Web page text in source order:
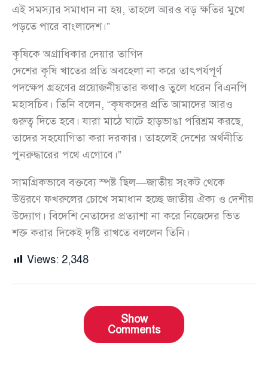
এই সমস্যার সমাধান না হয়, তাহলে আরও বড় ক্ষতির মুখে
পড়তে পারে বাংলাদেশ।”
কৃষিকে অগ্রাধিকার দেয়ার তাগিদ
দেশের কৃষি খাতের প্রতি অবহেলা না করে তাৎপর্যপূর্ণ
পদক্ষেপ গ্রহণের প্রয়োজনীয়তার কথাও তুলে ধরেন বিএনপি
মহাসচিব। তিনি বলেন, “কৃষকদের প্রতি আমাদের আরও
গুরুত্ব দিতে হবে। যারা মাঠে ঘাটে হাড়ভাঙা পরিশ্রম করছে,
তাদের সহযোগিতা করা দরকার। তাহলেই দেশের অর্থনীতি
পুনরুদ্ধারের পথে এগোবে।”
সামগ্রিকভাবে বক্তব্যে স্পষ্ট ছিল—জাতীয় সংকট থেকে
উত্তরণে ফখরুলের চোখে সমাধান হচ্ছে জাতীয় ঐক্য ও দেশীয়
উদ্যোগ। বিদেশি নেতাদের প্রত্যাশা না করে নিজেদের ভিত
শক্ত করার দিকেই দৃষ্টি রাখতে বললেন তিনি।
Views: 2,348
Show
Comments